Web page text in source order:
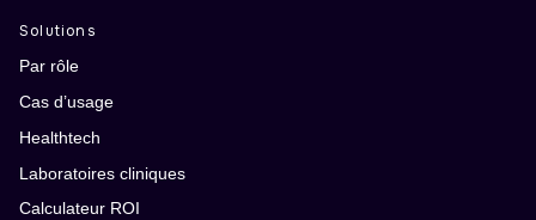
Solutions
Par rôle
Cas d’usage
Healthtech
Laboratoires cliniques
Calculateur ROI